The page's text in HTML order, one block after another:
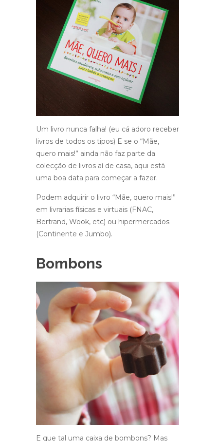
Um livro nunca falha! (eu cá adoro receber
livros de todos os tipos) E se o “Mãe,
quero mais!” ainda não faz parte da
colecção de livros aí de casa, aqui está
uma boa data para começar a fazer.
Podem adquirir o livro “Mãe, quero mais!”
em livrarias físicas e virtuais (FNAC,
Bertrand, Wook, etc) ou hipermercados
(Continente e Jumbo).
Bombons
E que tal uma caixa de bombons? Mas